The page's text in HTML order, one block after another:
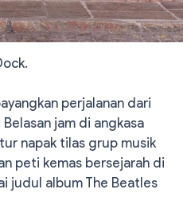
perjalanan dari
jam di angkasa
napak tilas grup musik
peti kemas bersejarah di
judul album The Beatles